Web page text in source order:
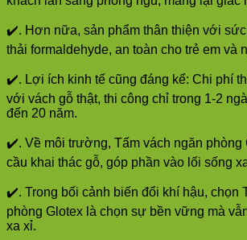
✔️. Hơn nữa, sản phẩm thân thiện với
thải formaldehyde, an toàn cho trẻ em và
✔️. Lợi ích kinh tế cũng đáng kể: Chi phí
với vách gỗ thật, thi công chỉ trong 1-2
đến 20 năm.
✔️. Về môi trường, Tấm vách ngăn phòng
cầu khai thác gỗ, góp phần vào lối sống
✔️. Trong bối cảnh biến đổi khí hậu, chọn
phòng Glotex là chọn sự bền vững mà
xa xỉ.